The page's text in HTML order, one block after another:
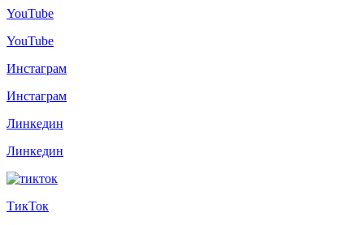
YouTube
YouTube
Инстаграм
Инстаграм
Линкедин
Линкедин
ТикТок